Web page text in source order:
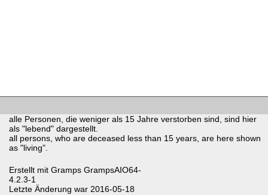
alle Personen, die weniger als 15 Jahre verstorben sind, sind hier
als "lebend" dargestellt.
all persons, who are deceased less than 15 years, are here shown
as "living".
Erstellt mit Gramps GrampsAIO64-
4.2.3-1
Letzte Änderung war 2016-05-18